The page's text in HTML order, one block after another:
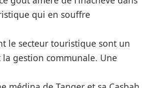
qui en souffre
le secteur touristique sont un
la gestion communale. Une